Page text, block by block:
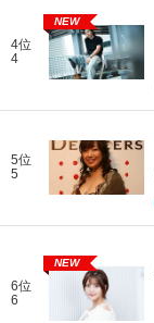
4位
4
NEW
5位
5
6位
6
NEW